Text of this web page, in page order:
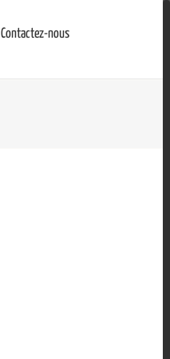
Contactez-nous